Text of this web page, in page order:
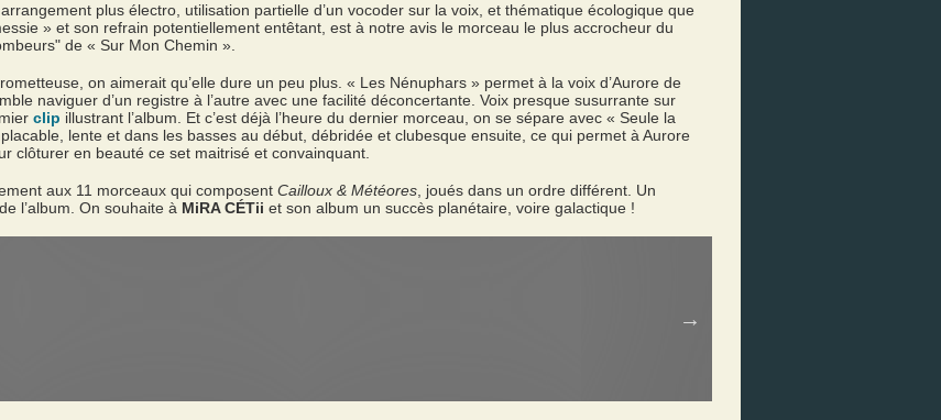
plus électro, utilisation partielle d’un vocoder sur la voix, et thématique écologique que
» et son refrain potentiellement entêtant, est à notre avis le morceau le plus accrocheur du
de « Sur Mon Chemin ».
on aimerait qu’elle dure un peu plus. « Les Nénuphars » permet à la voix d’Aurore de
naviguer d’un registre à l’autre avec une facilité déconcertante. Voix presque susurrante sur
clip illustrant l’album. Et c’est déjà l’heure du dernier morceau, on se sépare avec « Seule la
lente et dans les basses au début, débridée et clubesque ensuite, ce qui permet à Aurore
clôturer en beauté ce set maitrisé et convainquant.
aux 11 morceaux qui composent Cailloux & Météores , joués dans un ordre différent. Un
l’album. On souhaite à MiRA CÉTii et son album un succès planétaire, voire galactique !